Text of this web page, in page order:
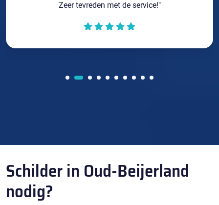
Zeer tevreden met de service!"
Schilder in Oud-Beijerland
nodig?